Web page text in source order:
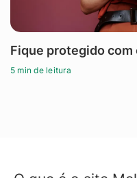
Fique protegido com
5 min de leitura